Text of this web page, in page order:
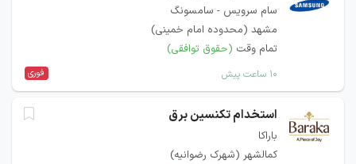
سام سرویس - سامسونگ
مشهد (محدوده امام خمینی)
تمام وقت (حقوق توافقی)
۱۰ ساعت پیش فوری
استخدام تکنسین برق
باراکا
کمالشهر (شهرک رضوانیه)